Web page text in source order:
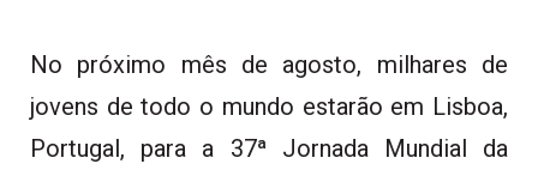
No próximo mês de agosto, milhares de
jovens de todo o mundo estarão em Lisboa,
Portugal, para a 37ª Jornada Mundial da